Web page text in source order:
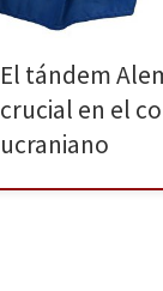
El tándem
crucial en el
ucraniano